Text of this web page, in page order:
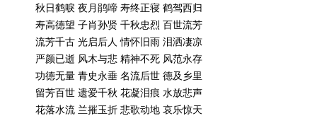
秋日鹤唳 夜月鹃啼 寿终正寝 鹤驾西归
寿高德望 子肖孙贤 千秋忠烈 百世流芳
流芳千古 光启后人 情怀旧雨 泪洒凄凉
严颜已逝 风木与悲 精神不死 风范永存
功德无量 青史永垂 名流后世 德及乡里
留芳百世 遗爱千秋 花凝泪痕 水放悲声
花落水流 兰摧玉折 悲歌动地 哀乐惊天